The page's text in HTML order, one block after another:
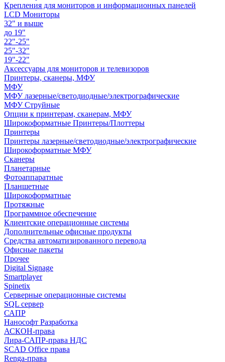
Крепления для мониторов и информационных панелей
LCD Мониторы
32" и выше
до 19"
22"-25"
25"-32"
19"-22"
Аксессуары для мониторов и телевизоров
Принтеры, сканеры, МФУ
МФУ
МФУ лазерные/светодиодные/электрографические
МФУ Струйные
Опции к принтерам, сканерам, МФУ
Широкоформатные Принтеры/Плоттеры
Принтеры
Принтеры лазерные/светодиодные/электрографические
Широкоформатные МФУ
Сканеры
Планетарные
Фотоаппаратные
Планшетные
Широкоформатные
Протяжные
Программное обеспечение
Клиентские операционные системы
Дополнительные офисные продукты
Средства автоматизированного перевода
Офисные пакеты
Прочее
Digital Signage
Smartplayer
Spinetix
Серверные операционные системы
SQL сервер
САПР
Нанософт Разработка
АСКОН-права
Лира-САПР-права НДС
SCAD Office права
Renga-права